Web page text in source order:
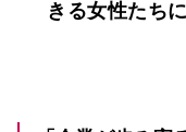
きる女性たち